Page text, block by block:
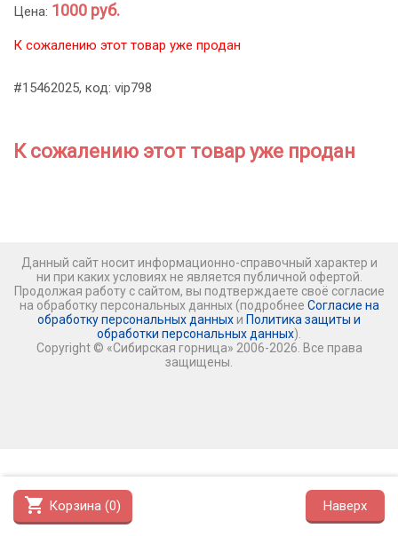
shopping_cart Корзина (0) Наверх
Цена: 1000 руб.
К сожалению этот товар уже продан
#15462025, код: vip798
К сожалению этот товар уже продан
Данный сайт носит информационно-справочный характер и
ни при каких условиях не является публичной офертой.
Продолжая работу с сайтом, вы подтверждаете своё согласие
на обработку персональных данных (подробнее Согласие на
обработку персональных данных и Политика защиты и
обработки персональных данных).
Copyright © «Сибирская горница» 2006-2026. Все права
защищены.